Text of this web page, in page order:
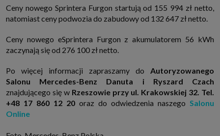
Ceny nowego Sprintera Furgon startują od 155 994 zł netto,
natomiast ceny podwozia do zabudowy od 132 647 zł netto.
Ceny nowego eSprintera Furgon z akumulatorem 56 kWh
zaczynają się od 276 100 zł netto.
Po więcej informacji zapraszamy do Autoryzowanego
Salonu Mercedes-Benz Danuta i Ryszard Czach
znajdującego się w Rzeszowie przy ul. Krakowskiej 32. Tel.
+48 17 860 12 20 oraz do odwiedzenia naszego Salonu
Online